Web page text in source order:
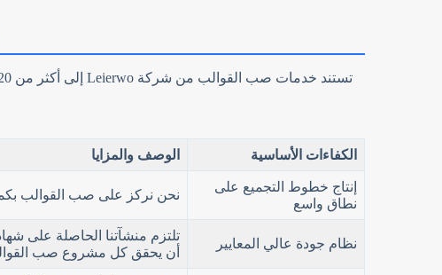
الكفاءات الأساسية الوصف والمزايا
إنتاج خطوط التجميع على
نطاق واسع
نحن نركز على صب القوالب
نظام جودة عالي المعايير
أن يحقق كل مشروع صب